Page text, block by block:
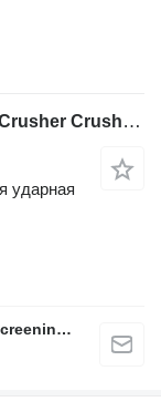
Fabo FTV-70-S Tracked Vertical Shaft Crusher Crushing and Screening P
ударная
FABO Mobile & Stationary Crushing and Screening Plants | Concrete Batching Plants Manufacturer